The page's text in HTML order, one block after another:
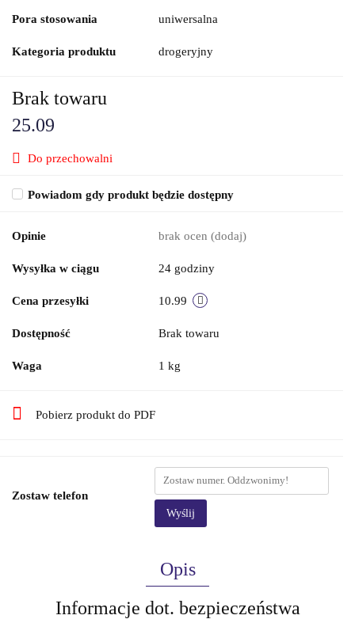
Pora stosowania uniwersalna
Kategoria produktu drogeryjny
Brak towaru
25.09
Do przechowalni
Powiadom gdy produkt będzie dostępny
Opinie brak ocen (dodaj)
Wysyłka w ciągu 24 godziny
Cena przesyłki 10.99
Dostępność Brak towaru
Waga 1 kg
Pobierz produkt do PDF
Zostaw telefon
Wyślij
Opis
Informacje dot. bezpieczeństwa